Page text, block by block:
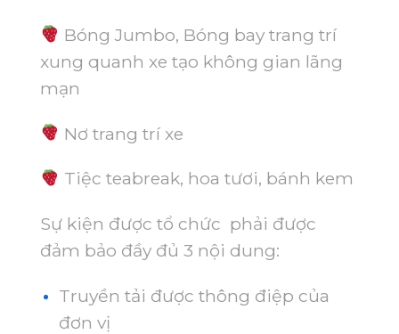
Bóng Jumbo, Bóng bay trang trí
xung quanh xe tạo không gian lãng
mạn
Nơ trang trí xe
Tiệc teabreak, hoa tươi, bánh kem
Sự kiện được tổ chức phải được
đảm bảo đầy đủ 3 nội dung:
Truyền tải được thông điệp của
đơn vị